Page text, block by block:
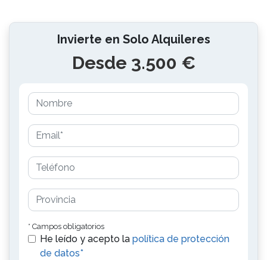
Invierte en Solo Alquileres
Desde 3.500 €
* Campos obligatorios
He leído y acepto la política de protección
de datos*